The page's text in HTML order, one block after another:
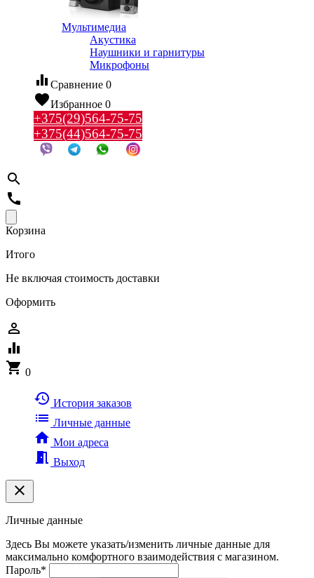
Мультимедиа
Акустика
Наушники и гарнитуры
Микрофоны
equalizer Сравнение 0
favoriteИзбранное 0
+375(29)564-75-75
+375(44)564-75-75
search
call
Корзина
Итого
Не включая стоимость доставки
Оформить
person_outline
equalizer
shopping_cart 0
history История заказов
list Личные данные
home Мои адреса
meeting_room Выход
clear
Личные данные
Здесь Вы можете указать/изменить личные данные для
максимально комфортного взаимодействия с магазином.
Пароль*